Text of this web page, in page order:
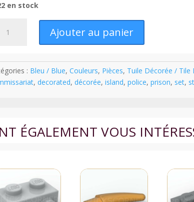
en stock
60419
Ajouter au panier
: Bleu / Blue, Couleurs, Pièces, Tuile Décorée / Tile
, decorated, décorée, island, police, prison, set,
ÉGALEMENT VOUS